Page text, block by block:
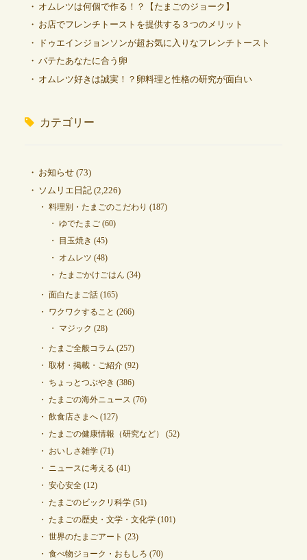
オムレツは何個で作る！？【たまごのジョーク】
お店でフレンチトーストを提供する３つのメリット
ドゥエインジョンソンが超お気に入りなフレンチトースト
バテたあなたに合う卵
オムレツ好きは誠実！？卵料理と性格の研究が面白い
カテゴリー
お知らせ(73)
ソムリエ日記(2,226)
料理別・たまごのこだわり (187)
ゆでたまご(60)
目玉焼き (45)
オムレツ (48)
たまごかけごはん (34)
面白たまご話(165)
ワクワクすること (266)
マジック (28)
たまご全般コラム (257)
取材・掲載・ご紹介(92)
ちょっとつぶやき (386)
たまごの海外ニュース (76)
飲食店さまへ(127)
たまごの健康情報（研究など）
(52)
おいしさ雑学(71)
ニュースに考える (41)
安心安全(12)
たまごのビックリ科学(51)
たまごの歴史・文学・文化学(101)
世界のたまごアート (23)
食べ物ジョーク・おもしろ (70)